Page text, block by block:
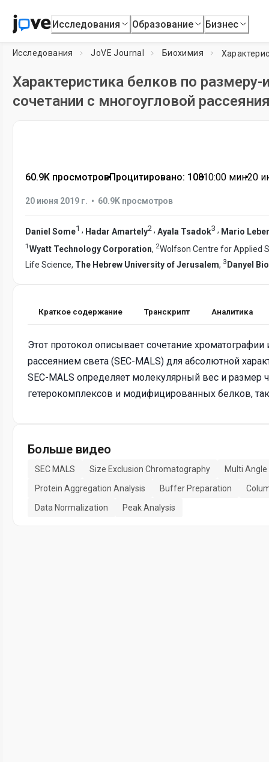
Исследования Образование Бизнес
Исследования JoVE Journal Биохимия
Характеристика белков по
сочетании с многоугловой
60.9K просмотров•Процитировано: 108•10:00 мин•20
20 июня 2019 г. • 60.9K просмотров
Daniel Some1 , Hadar Amartely2 , Ayala Tsadok3 , Mario
1 Wyatt Technology Corporation, 2Wolfson Centre for Applied
Life Science, The Hebrew University of Jerusalem, 3 Danyel
Краткое содержание Транскрипт Аналитика
Этот протокол описывает сочетание
рассеянием света (SEC-MALS) для абсолютной
SEC-MALS определяет молекулярный вес и размер
гетерокомплексов и модифицированных белков,
Больше видео
SEC MALS Size Exclusion Chromatography
Multi
Protein Aggregation Analysis
Buffer Preparation
Data Normalization
Peak Analysis